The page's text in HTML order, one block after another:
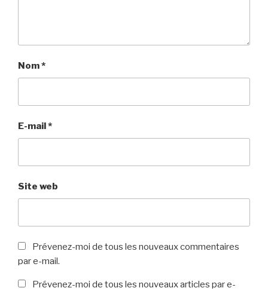
Nom*
E-mail*
Site web
Prévenez-moi de tous les nouveaux commentaires
par e-mail.
Prévenez-moi de tous les nouveaux articles par e-